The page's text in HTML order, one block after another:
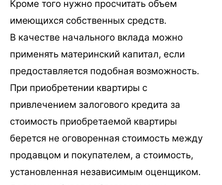
Кроме того нужно просчитать объем
имеющихся собственных средств.
В качестве начального вклада можно
применять материнский капитал, если
предоставляется подобная возможность.
При приобретении квартиры с
привлечением залогового кредита за
стоимость приобретаемой квартиры
берется не оговоренная стоимость между
продавцом и покупателем, а стоимость,
установленная независимым оценщиком.